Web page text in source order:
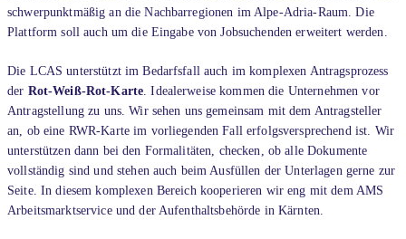
schwerpunktmäßig an die Nachbarregionen im Alpe-Adria-Raum. Die
Plattform soll auch um die Eingabe von Jobsuchenden erweitert werden.
Die LCAS unterstützt im Bedarfsfall auch im komplexen Antragsprozess
der Rot-Weiß-Rot-Karte. Idealerweise kommen die Unternehmen vor
Antragstellung zu uns. Wir sehen uns gemeinsam mit dem Antragsteller
an, ob eine RWR-Karte im vorliegenden Fall erfolgsversprechend ist. Wir
unterstützen dann bei den Formalitäten, checken, ob alle Dokumente
vollständig sind und stehen auch beim Ausfüllen der Unterlagen gerne zur
Seite. In diesem komplexen Bereich kooperieren wir eng mit dem AMS
Arbeitsmarktservice und der Aufenthaltsbehörde in Kärnten.